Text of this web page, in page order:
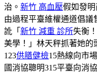
治。 新竹 高血壓假如發
由過程平臺維權通道倡議
訛「 新竹 減重 診所失衡
美學！」林天秤抓著她的
123供膳健檢15熱線向市
國消協聰明315平臺向消